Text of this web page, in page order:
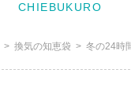
CHIEBUKURO
換気の知恵袋 冬の24時